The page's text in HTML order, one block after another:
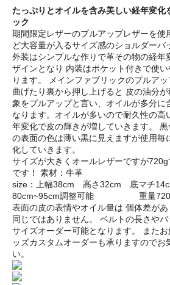
たっぷりとオイルを含み美しい経年変化
ック
期間限定レザーのプルアップレザーを使
ど大容量が入るサイズ感のショルダーバ
外装はシンプルな作りで革その物の経年
ザインとなり 内装はポケット付きで使
ります。 メインファブリックのプルア
曲げたり裏から押し上げると 皮の油分
象をプルアップと言い、オイルが多分に
なります。オイルが多いので耐久性の高
年変化で皮の輝きが増していきます。
の表面の色は薄い黒に見えますが使用毎
化していきます。
サイズが大きくオールレザーですが
です！ 素材：牛革
size：上幅38cm 高さ32cm 底マチ
80cm~95cm調整可能 重量
表面の皮の表情やオイル量は 個体差があ
同じではありません。 ベルトの長さや
サイズオーダー可能となります。 また
ッズカスタムオーダーも承りますのでお
い。